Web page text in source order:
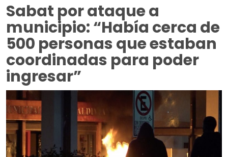
Sabat por ataque a
municipio: “Había cerca de
500 personas que estaban
coordinadas para poder
ingresar”